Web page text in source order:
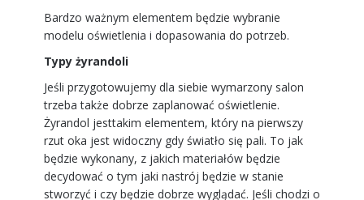
Bardzo ważnym elementem będzie wybranie
modelu oświetlenia i dopasowania do potrzeb.
Typy żyrandoli
Jeśli przygotowujemy dla siebie wymarzony salon
trzeba także dobrze zaplanować oświetlenie.
Żyrandol jesttakim elementem, który na pierwszy
rzut oka jest widoczny gdy światło się pali. To jak
będzie wykonany, z jakich materiałów będzie
decydować o tym jaki nastrój będzie w stanie
stworzyć i czy będzie dobrze wyglądać. Jeśli chodzi o